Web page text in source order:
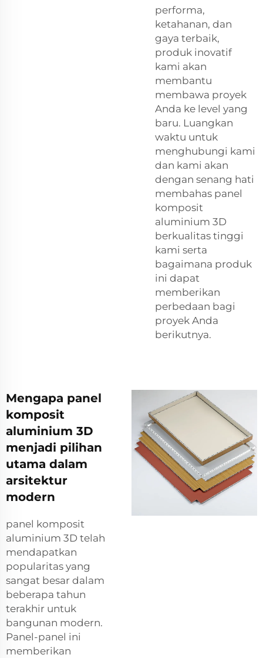
performa,
ketahanan, dan
gaya terbaik,
produk inovatif
kami akan
membantu
membawa proyek
Anda ke level yang
baru. Luangkan
waktu untuk
menghubungi kami
dan kami akan
dengan senang hati
membahas panel
komposit
aluminium 3D
berkualitas tinggi
kami serta
bagaimana produk
ini dapat
memberikan
perbedaan bagi
proyek Anda
berikutnya.
Mengapa panel
komposit
aluminium 3D
menjadi pilihan
utama dalam
arsitektur
modern
panel komposit
aluminium 3D telah
mendapatkan
popularitas yang
sangat besar dalam
beberapa tahun
terakhir untuk
bangunan modern.
Panel-panel ini
memberikan